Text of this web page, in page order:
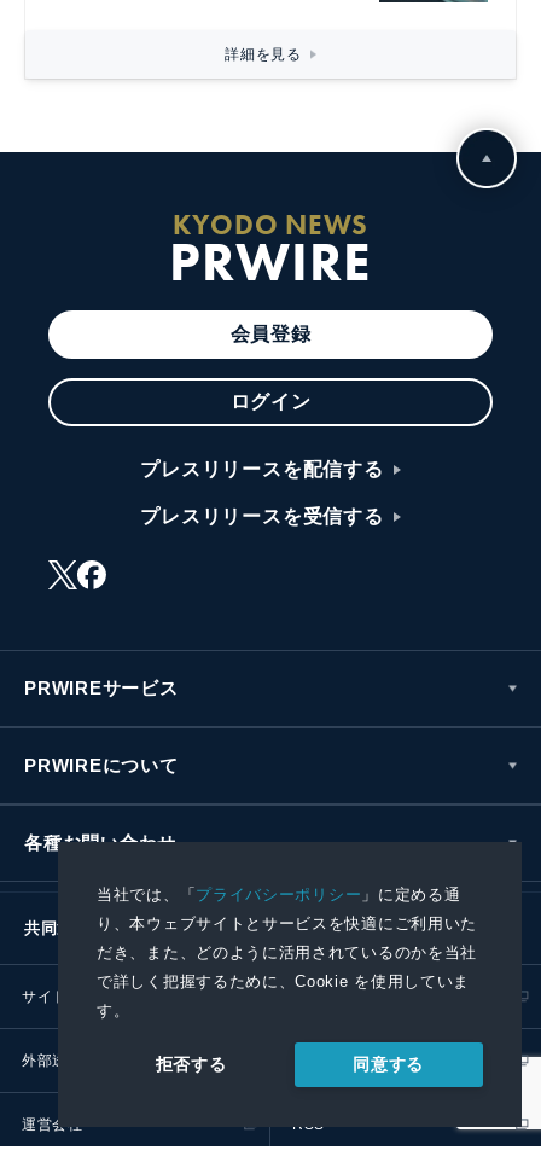
当社では、「プライバシーポリシー 」に定める通
り、本ウェブサイトとサービスを快適にご利用いた
だき、また、どのように活用されているのかを当社
で詳しく把握するために、Cookie を使用していま
す。
拒否する 同意する
詳細を見る
KYODO NEWS
PRWIRE
会員登録
ログイン
プレスリリースを配信する
プレスリリースを受信する
PRWIREサービス
PRWIREについて
各種お問い合わせ
共同通信社グループ
サイトポリシー
外部送信ポリシー プレスリリース取扱基準
運営会社 RSS